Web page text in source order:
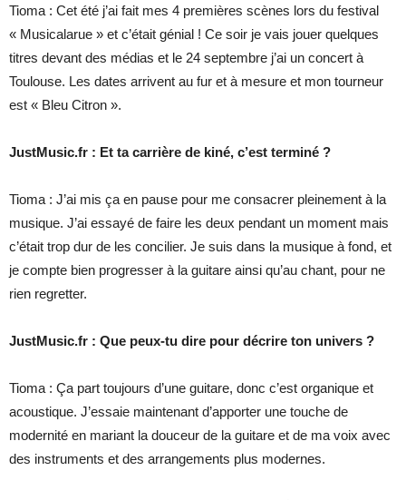
Tioma : Cet été j’ai fait mes 4 premières scènes lors du festival
« Musicalarue » et c’était génial ! Ce soir je vais jouer quelques
titres devant des médias et le 24 septembre j’ai un concert à
Toulouse. Les dates arrivent au fur et à mesure et mon tourneur
est « Bleu Citron ».
JustMusic.fr : Et ta carrière de kiné, c’est terminé ?
Tioma : J’ai mis ça en pause pour me consacrer pleinement à la
musique. J’ai essayé de faire les deux pendant un moment mais
c’était trop dur de les concilier. Je suis dans la musique à fond, et
je compte bien progresser à la guitare ainsi qu’au chant, pour ne
rien regretter.
JustMusic.fr : Que peux-tu dire pour décrire ton univers ?
Tioma : Ça part toujours d’une guitare, donc c’est organique et
acoustique. J’essaie maintenant d’apporter une touche de
modernité en mariant la douceur de la guitare et de ma voix avec
des instruments et des arrangements plus modernes.